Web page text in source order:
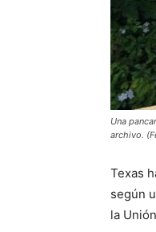
Una
archivo.
Texas
según
la